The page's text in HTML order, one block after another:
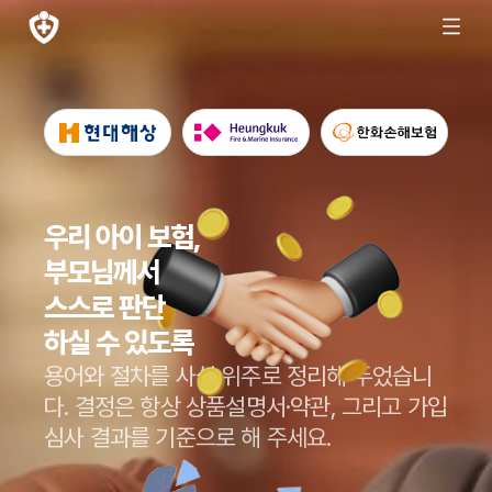
우리 아이 보험,
부모님께서
스스로 판단
하실 수 있도록
용어와 절차를 사실 위주로 정리해 두었습니
다. 결정은 항상 상품설명서·약관, 그리고 가입
심사 결과를 기준으로 해 주세요.